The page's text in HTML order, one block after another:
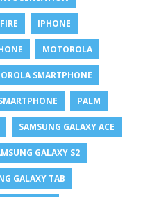
IPHONE
MOTOROLA
SMARTPHONE
PALM
SAMSUNG GALAXY ACE
GALAXY S2
GALAXY TAB